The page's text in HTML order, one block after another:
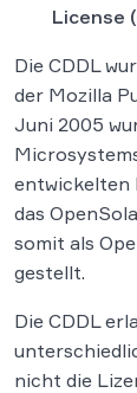
License
Die CDDL
der Mozilla
Juni 2005
entwickelten
das
somit als
gestellt.
Die CDDL
nicht die